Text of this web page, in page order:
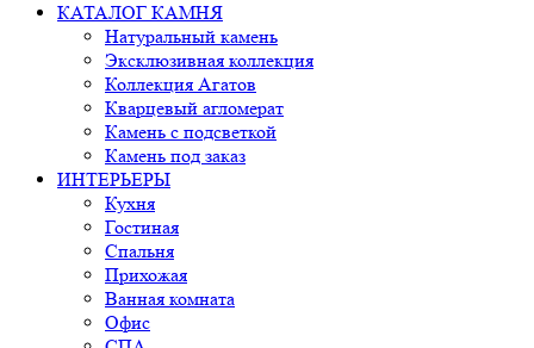
КАТАЛОГ КАМНЯ
Натуральный камень
Эксклюзивная коллекция
Коллекция Агатов
Кварцевый агломерат
Камень с подсветкой
Камень под заказ
ИНТЕРЬЕРЫ
Кухня
Гостиная
Спальня
Прихожая
Ванная комната
Офис